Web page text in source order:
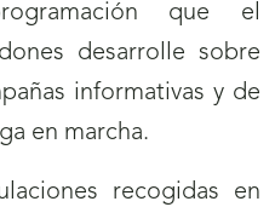
que el
desarrolle sobre
informativas y de
en marcha.
recogidas en